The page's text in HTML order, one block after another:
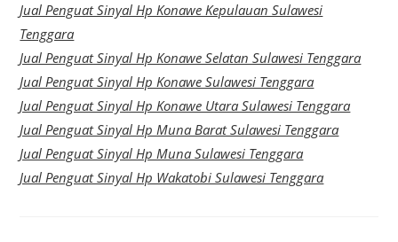
Jual Penguat Sinyal Hp Konawe Kepulauan Sulawesi
Tenggara
Jual Penguat Sinyal Hp Konawe Selatan Sulawesi Tenggara
Jual Penguat Sinyal Hp Konawe Sulawesi Tenggara
Jual Penguat Sinyal Hp Konawe Utara Sulawesi Tenggara
Jual Penguat Sinyal Hp Muna Barat Sulawesi Tenggara
Jual Penguat Sinyal Hp Muna Sulawesi Tenggara
Jual Penguat Sinyal Hp Wakatobi Sulawesi Tenggara